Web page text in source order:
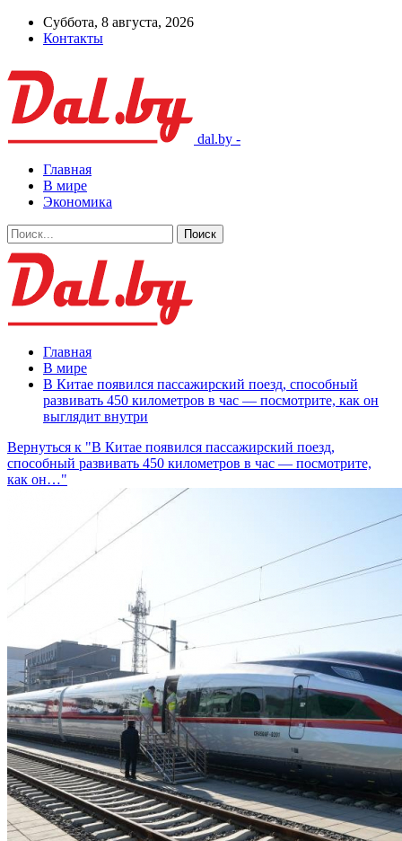
Суббота, 8 августа, 2026
Контакты
dal.by -
Главная
В мире
Экономика
Главная
В мире
В Китае появился пассажирский поезд, способный
развивать 450 километров в час — посмотрите, как он
выглядит внутри
Вернуться к "В Китае появился пассажирский поезд,
способный развивать 450 километров в час — посмотрите,
как он…"